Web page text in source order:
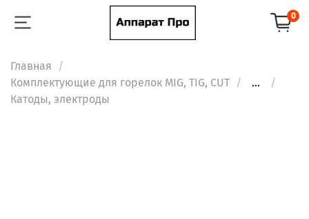
0
Главная
Комплектующие для горелок MIG, TIG, CUT
...
Катоды, электроды